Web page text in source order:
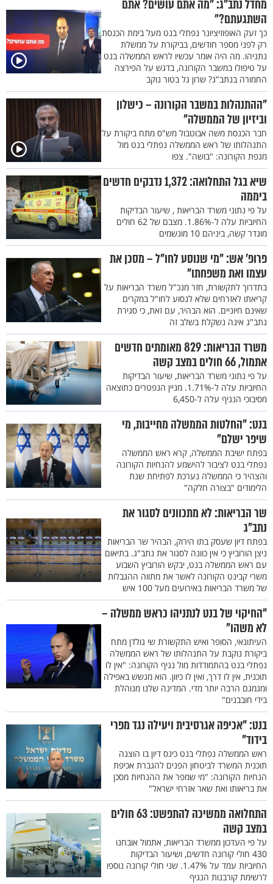
מחדל נתב"ג: "מה אתם עושים? אתם
השתגעתם?"
כך זעק האופוזיציונר נפתלי בנט מעל בימת הכנסת
רק לפני מספר חודשים, בביקורת על ממשלת
נתניהו. מה היה אומר עכשיו לראש הממשלה בנט
על טיפולו במשבר הקורונה, בדגש על הפירצה
החמורה בנתב"ג? שרון גל בטור נוקב
"ההתנהלות במשבר הקורונה – כישלון
וביזיון של הממשלה"
חבר הכנסת משה אבוטבול מש"ס מתח ביקורת על
התנהלותו של ראש הממשלה נפתלי בנט מול
מגפת הקורונה: "בושה". צפו
שיא בגל התחלואה: 1,372 נדבקים חדשים
ביממה
על פי נתוני משרד הבריאות , שיעור הבדיקות
החיוביות עלה ל-1.86%. מצבם של 62 חולים
מוגדר קשה, ביניהם 10 מונשמים
פרופ’ אש: "מי שנוסע לחו"ל – מסכן את
עצמו ואת משפחתו"
בתדרוך לתקשורת, חזר מנכ"ל משרד הבריאות על
קריאתו לאזרחים שלא לנסוע לחו"ל במקרים
שאינם חיוניים. הוא הבהיר, עם זאת, כי סגירת
נתב"ג אינה נשקלת בשלב זה
משרד הבריאות: 829 מאומתים חדשים
אתמול, 66 חולים במצב קשה
על פי נתוני משרד הבריאות, שיעור הבדיקות
החיוביות עלה ל-1.71%. מניין הנפטרים כתוצאה
מסיבוכי הנגיף עלה ל-6,450
בנט: "החלטות הממשלה מחייבות, מי
שיפר ישלם"
בפתח ישיבת הממשלה, קרא ראש הממשלה
נפתלי בנט לציבור להישמע להנחיות הקורונה
והצהיר כי הממשלה נערכת לפתיחת שנת
הלימודים "בצורה חלקה"
שר הבריאות: לא מתכוונים לסגור את
נתב"ג
בפתח דיון שעסק בתו הירוק, הבהיר שר הבריאות
ניצן הורוביץ כי אין כוונה לסגור את נתב"ג. בתיאום
עם ראש הממשלה בנט, יבקש הורוביץ השבוע
משרי קבינט הקורונה לאשר את מתווה ההגבלות
של משרד הבריאות באירועים מעל 100 איש
"החיקוי של בנט לנתניהו כראש ממשלה –
לא משהו"
העיתונאי, הסופר ואיש התקשורת שי גולדן מתח
ביקורת נוקבת על התנהלותו של ראש הממשלה
נפתלי בנט בהתמודדות מול נגיף הקורונה: "אין לו
תוכנית, אין לו דרך, ואין לו כיוון. הוא מגשש באפילה
ומגמגם הרבה יותר מדי. המדינה שלנו מנוהלת
בידי חובבנים"
בנט: "אכיפה אגרסיבית ויעילה נגד מפרי
בידוד"
ראש הממשלה נפתלי בנט כינס דיון בו הוצגה
תוכנית המשרד לביטחון הפנים להגברת אכיפת
הנחיות הקורונה: "מי שמפר את ההנחיות מסכן
את בריאותו ואת שאר אזרחי ישראל"
התחלואה ממשיכה להתפשט: 63 חולים
במצב קשה
על פי העדכון ממשרד הבריאות, אתמול אובחנו
430 חולי קורונה חדשים, ושיעור הבדיקות
החיוביות עמד על 1.47%. שני חולי קורונה נוספו
לרשימת קורבנות הנגיף